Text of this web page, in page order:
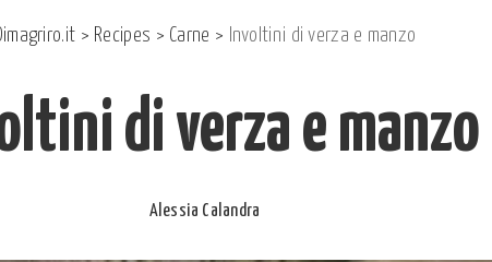
> Recipes > Carne > Involtini di verza e manzo
di verza e manzo
Posted
Alessia Calandra